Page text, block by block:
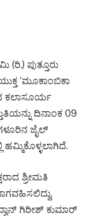
(ರಿ.) ಪುತ್ತೂರು
‘ಮೂಕಾಂಬಿಕಾ
ಕಲಾಸೂರ್ಯ
ದಿನಾಂಕ 09
ಜೈಲ್
ಶ್ರೀಮತಿ
ಗಿರೀಶ್ ಕುಮಾರ್